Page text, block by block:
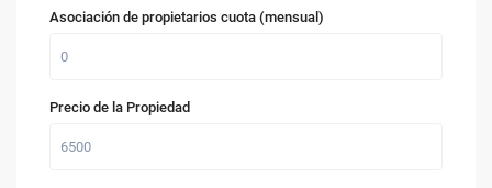
Asociación de propietarios cuota (mensual)
Precio de la Propiedad